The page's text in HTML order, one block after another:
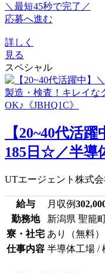
＼最短45秒で完了／
応募へ進む
詳しく
見る
スペシャル
【20~40代活
185日☆／半導
UTエージェント株式会
給与 月収例
勤務地
新潟県 聖籠
寮・社宅 あり（無料）
仕事内容 半導体工場 /